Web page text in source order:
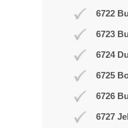
6722
6723
6724
6725
6726
6727